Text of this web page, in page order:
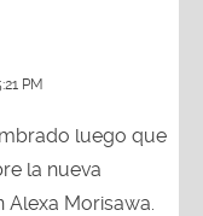
PM
luego que
la nueva
Morisawa.